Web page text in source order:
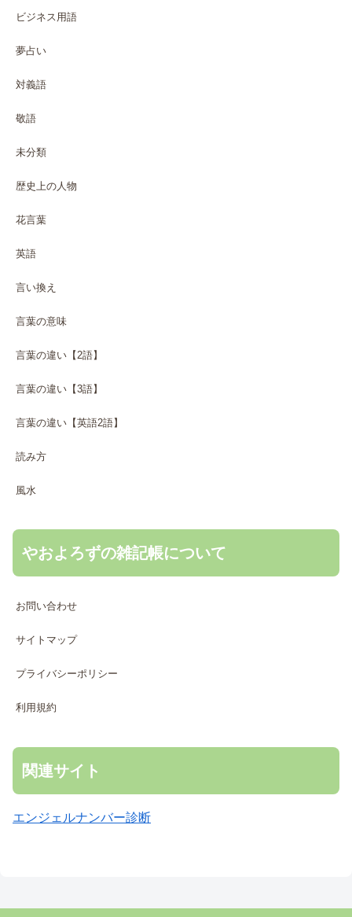
ビジネス用語
夢占い
対義語
敬語
未分類
歴史上の人物
花言葉
英語
言い換え
言葉の意味
言葉の違い【2語】
言葉の違い【3語】
言葉の違い【英語2語】
読み方
風水
やおよろずの雑記帳について
お問い合わせ
サイトマップ
プライバシーポリシー
利用規約
関連サイト
エンジェルナンバー診断